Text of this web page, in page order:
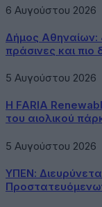
6 Αυγούστου 2026
Δήμος Αθηναίων:
πράσινες και πιο
5 Αυγούστου 2026
Η FARIA
του αιολικού
5 Αυγούστου 2026
ΥΠΕΝ: